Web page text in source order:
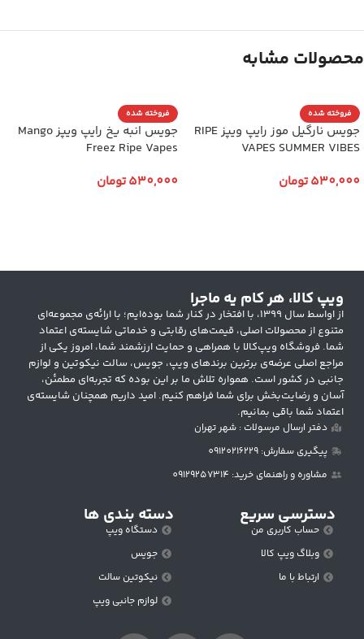
محصولات مشابه
فروخته شده
جویس نارگیل موز رایپ ویپز RIPE
VAPES SUMMER VIBES
530,000تومان
فروخته شده
جویس انبه یخ رایپ ویپز Mango
Freez Ripe Vapes
530,000تومان
ویپ کالا، هر کام یه ماجرا
از اواسط سال ۱۳۹۹، با افتخار در کنار شما بوده‌ایم؛ با ارائه‌ی مجموعه‌ای
متنوع از محصولات اصلی، قیمت‌های رقابتی و خدماتی شایسته‌ی اعتماد
شما. فروشگاه ویپ‌کالا با همراهی و حمایت ارزشمند شما، امروز یکی از
مراجع اصلی عرضه‌ی برترین برندهای ویپ، جویس، سالت نیکوتین و لوازم
جانبی در کشور است. همواره تلاش ما بر این بوده که تجربه‌ای مطمئن،
آسان و رضایت‌بخش برای شما فراهم کنیم. امید داریم همچنان شایسته‌ی
اعتماد شما باقی بمانیم.
دفتر ارسال مرسولات : شهر تهران
پیگیری سفارش: 09120216229
مشاوره و راهنمای خرید: 09129257314
دسترسی سریع
حساب کاربری من
وبلاگ ویپ کالا
ارتباط با ما
دسته بندی ها
دستگاه ویپ
جویس
نیکوتین سالت
لوازم جانبی ویپ